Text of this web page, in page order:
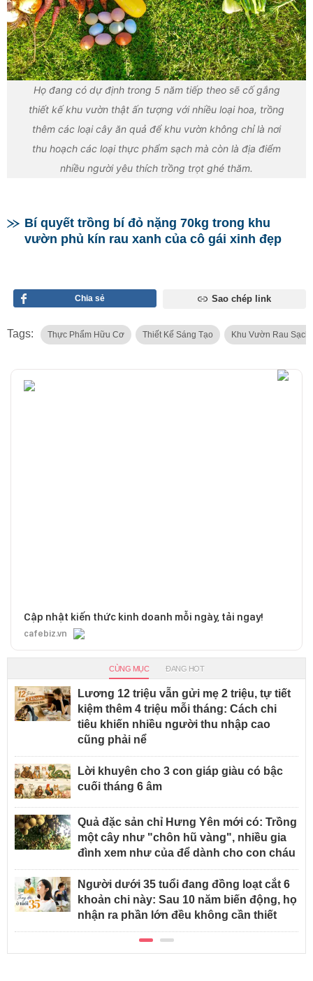
Họ đang có dự định trong 5 năm tiếp theo sẽ cố gắng
thiết kế khu vườn thật ấn tượng với nhiều loại hoa, trồng
thêm các loại cây ăn quả để khu vườn không chỉ là nơi
thu hoạch các loại thực phẩm sạch mà còn là địa điểm
nhiều người yêu thích trồng trọt ghé thăm.
Bí quyết trồng bí đỏ nặng 70kg trong khu
vườn phủ kín rau xanh của cô gái xinh đẹp
Chia sẻ Sao chép link
Tags: Thực Phẩm Hữu Cơ Thiết Kế Sáng Tạo Khu Vườn Rau Sạch
Cập nhật kiến thức kinh doanh mỗi ngày, tải ngay!
cafebiz.vn
CÙNG MỤC ĐANG HOT
Lương 12 triệu vẫn gửi mẹ 2 triệu, tự tiết
kiệm thêm 4 triệu mỗi tháng: Cách chi
tiêu khiến nhiều người thu nhập cao
cũng phải nể
Lời khuyên cho 3 con giáp giàu có bậc
cuối tháng 6 âm
Quả đặc sản chỉ Hưng Yên mới có: Trồng
một cây như "chôn hũ vàng", nhiều gia
đình xem như của để dành cho con cháu
Người dưới 35 tuổi đang đồng loạt cắt 6
khoản chi này: Sau 10 năm biến động, họ
nhận ra phần lớn đều không cần thiết